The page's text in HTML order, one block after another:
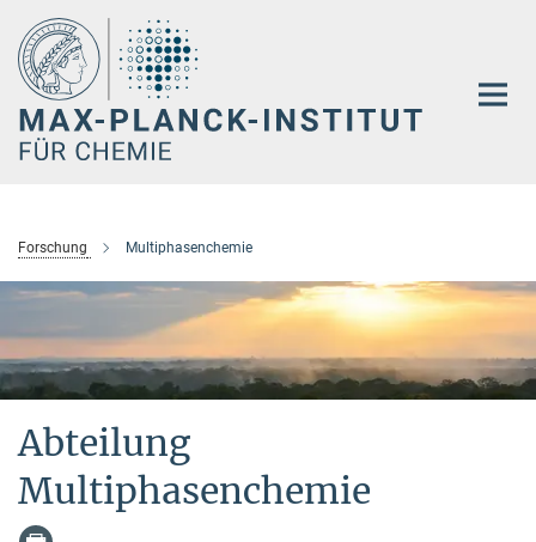
Hauptinhalt
Forschung Multiphasenchemie
Abteilung
Multiphasenchemie